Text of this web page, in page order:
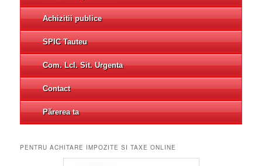
Achizitii publice
SPIC Tauteu
Com. Lcl. Sit. Urgenta
Contact
Părerea ta
PENTRU ACHITARE IMPOZITE SI TAXE ONLINE